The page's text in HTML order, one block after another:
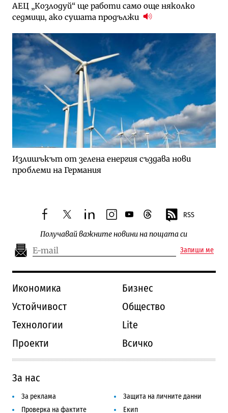
АЕЦ „Козлодуй“ ще работи само още няколко
седмици, ако сушата продължи
Излишъкът от зелена енергия създава нови
проблеми на Германия
facebooktwitterlinkedininstagram
youtubethreads RSS
Получавай важните новини на пощата си
Запиши ме
Икономика
Бизнес
Устойчивост
Общество
Технологии
Lite
Проекти
Всичко
За нас
За реклама
Защита на личните данни
Проверка на фактите
Екип